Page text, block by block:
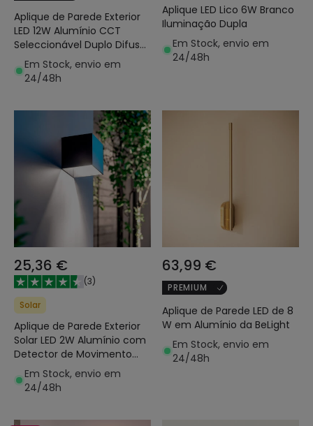
Aplique de Parede Exterior
LED 12W Alumínio CCT
Seleccionável Duplo Difusor
Lysandra
Em Stock, envio em
24/48h
Aplique LED Lico 6W Branco
Iluminação Dupla
Em Stock, envio em
24/48h
25,36 €
(3)
Solar
Aplique de Parede Exterior
Solar LED 2W Alumínio com
Detector de Movimento
Radar Eros
Em Stock, envio em
24/48h
63,99 €
PREMIUM
Aplique de Parede LED de 8
W em Alumínio da BeLight
Em Stock, envio em
24/48h